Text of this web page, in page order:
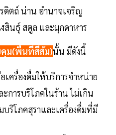
ดิตถ์ น่าน อำนาจเจริญ
นธุ์ สตูล และมุกดาหาร
ม(พื้นที่สีส้ม)นั้น มีดังนี้
เครื่องดื่มให้บริการจำหน่าย
การบริโภคในร้าน ไม่เกิน
บริโภคสุราและเครื่องดื่มที่มี